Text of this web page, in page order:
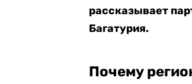
рассказывает
Багатурия.
Почему